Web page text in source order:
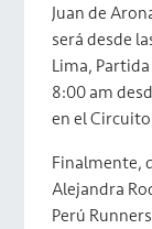
Juan de
será desde
Lima, Partida
8:00 am
en el
Finalmente,
Alejandra
Perú